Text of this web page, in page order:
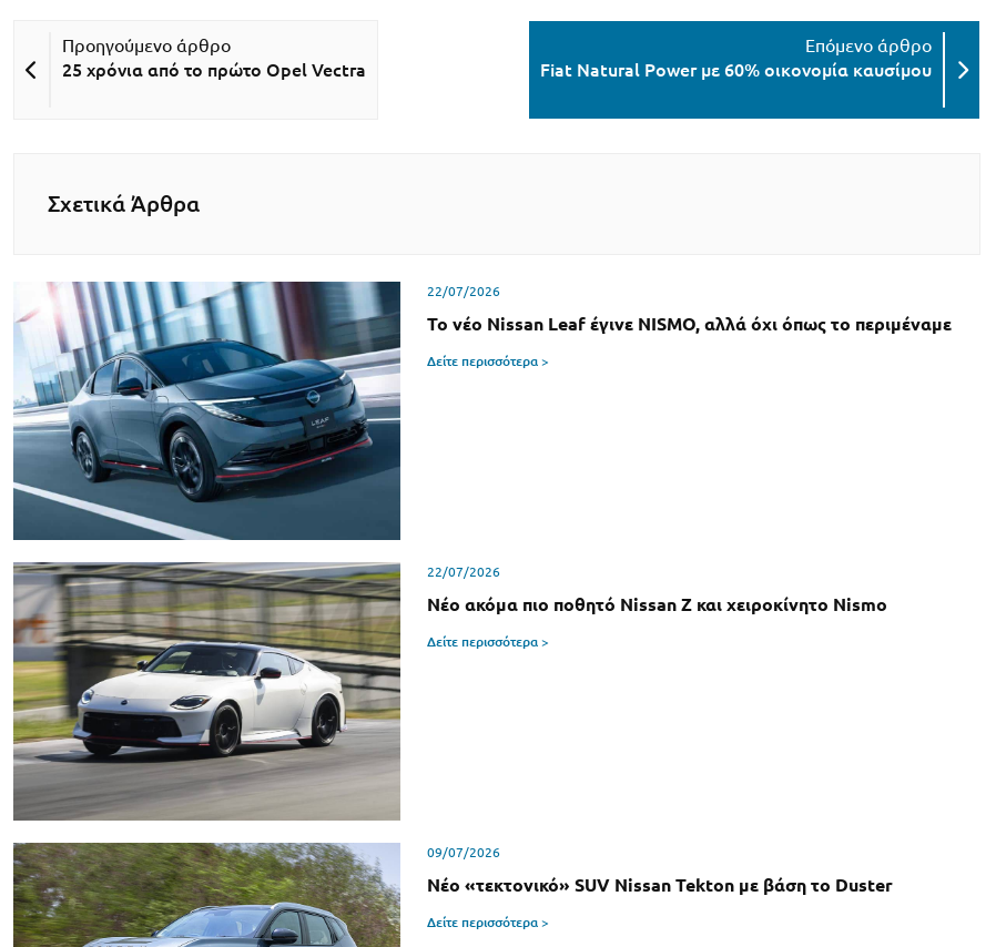
25 χρόνια από το πρώτο Opel Vectra Fiat Natural Power με 60% οικονομία καυσίμου
Σχετικά Άρθρα
22/07/2026
Το νέο Nissan Leaf έγινε NISMO, αλλά όχι όπως το περιμέναμε
Δείτε περισσότερα >
22/07/2026
Νέο ακόμα πιο ποθητό Nissan Z και χειροκίνητο Nismo
Δείτε περισσότερα >
09/07/2026
Νέο «τεκτονικό» SUV Nissan Tekton με βάση το Duster
Δείτε περισσότερα >